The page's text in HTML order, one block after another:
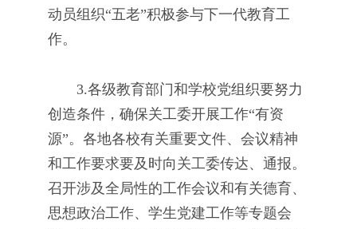
动员组织“五老”积极参与下一代教育工
作。
3.各级教育部门和学校党组织要努力
创造条件，确保关工委开展工作“有资
源”。各地各校有关重要文件、会议精神
和工作要求要及时向关工委传达、通报。
召开涉及全局性的工作会议和有关德育、
思想政治工作、学生党建工作等专题会